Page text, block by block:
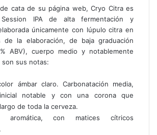
cata de su página web, Cryo Citra es
IPA de alta fermentación y
únicamente con lúpulo citra en
de la elaboración, de baja graduación
ABV), cuerpo medio y notablemente
son sus notas:
ámbar claro. Carbonatación media,
notable y con una corona que
de toda la cerveza.
con matices cítricos